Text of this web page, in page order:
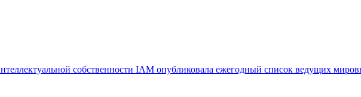
собственности IAM опубликовала ежегодный список ведущих